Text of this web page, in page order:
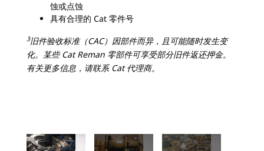
蚀或点蚀
具有合理的 Cat 零件号
3旧件验收标准（CAC）因部件而异，且可能随时发生变
化。某些 Cat Reman 零部件可享受部分旧件返还押金。
有关更多信息，请联系 Cat 代理商。